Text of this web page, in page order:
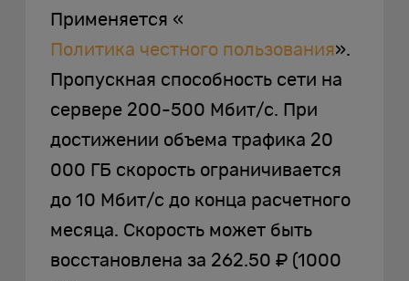
Применяется «
Политика честного пользования».
Пропускная способность сети на
сервере 200-500 Мбит/с. При
достижении объема трафика 20
000 ГБ скорость ограничивается
до 10 Мбит/с до конца расчетного
месяца. Скорость может быть
восстановлена за 262.50 ₽ (1000